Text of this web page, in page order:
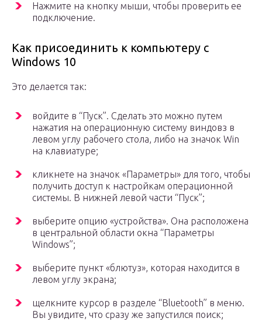
Нажмите на кнопку мыши, чтобы проверить ее
подключение.
Как присоединить к компьютеру с
Windows 10
Это делается так:
войдите в “Пуск”. Сделать это можно путем
нажатия на операционную систему виндовз в
левом углу рабочего стола, либо на значок Win
на клавиатуре;
кликнете на значок «Параметры» для того, чтобы
получить доступ к настройкам операционной
системы. В нижней левой части “Пуск”;
выберите опцию «устройства». Она расположена
в центральной области окна “Параметры
Windows”;
выберите пункт «блютуз», которая находится в
левом углу экрана;
щелкните курсор в разделе “Bluetooth” в меню.
Вы увидите, что сразу же запустился поиск;